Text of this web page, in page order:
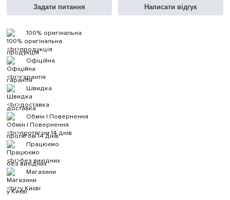
Задати питання Написати відгук
100% оригінальна
продукція
Офіційна
гарантія
Швидка
доставка
Обмін | Повернення
протягом 14 днів
Працюємо
без вихідних
Магазини
у Києві